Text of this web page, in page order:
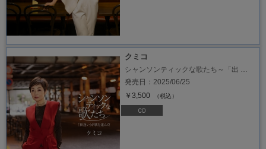
クミコ
シャンソンティックな歌たち～「出 …
発売日：2025/06/25
￥3,500
（税込）